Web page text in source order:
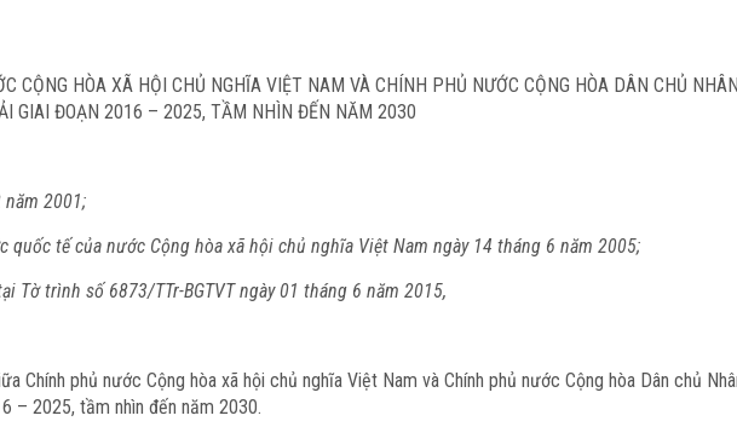
CỘNG HÒA XÃ HỘI CHỦ NGHĨA VIỆT NAM VÀ CHÍNH PHỦ NƯỚC CỘNG HÒA DÂN CHỦ
GIAI ĐOẠN 2016 – 2025, TẦM NHÌN ĐẾN NĂM 2030
năm 2001;
quốc tế của nước Cộng hòa xã hội chủ nghĩa Việt Nam ngày 14 tháng 6 năm 2005;
Tờ trình số 6873/TTr-BGTVT ngày 01 tháng 6 năm 2015,
Chính phủ nước Cộng hòa xã hội chủ nghĩa Việt Nam và Chính phủ nước Cộng hòa Dân chủ
– 2025, tầm nhìn đến năm 2030.